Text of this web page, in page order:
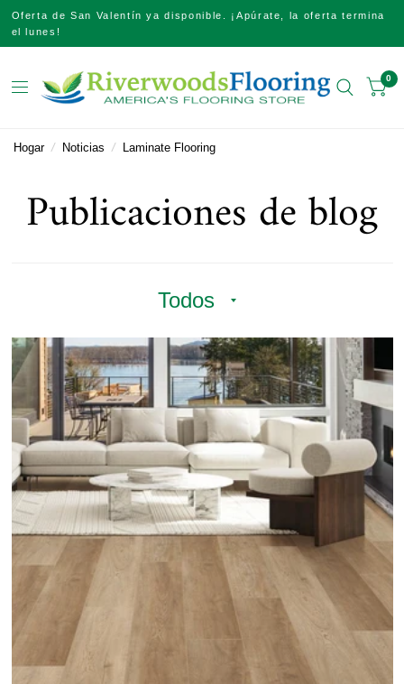
Oferta de San Valentín ya disponible. ¡Apúrate, la oferta termina
el lunes!
0
Hogar / Noticias / Laminate Flooring
Publicaciones de blog